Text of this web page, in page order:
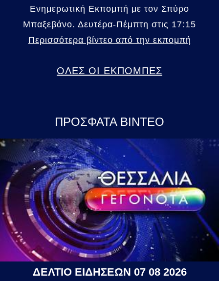
Ενημερωτική Εκπομπή με τον Σπύρο
Μπαξεβάνο. Δευτέρα-Πέμπτη στις 17:15
Περισσότερα βίντεο από την εκπομπή
ΟΛΕΣ ΟΙ ΕΚΠΟΜΠΕΣ
ΠΡΟΣΦΑΤΑ ΒΙΝΤΕΟ
ΔΕΛΤΙΟ ΕΙΔΗΣΕΩΝ 07 08 2026